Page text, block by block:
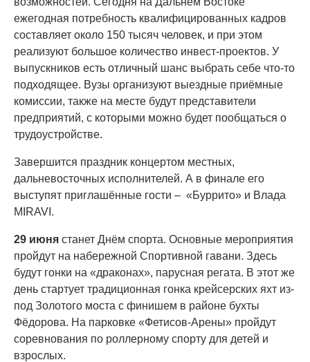
ежегодная потребность квалифицированных кадров
составляет около 150 тысяч человек, и при этом
реализуют большое количество инвест-проектов. У
выпускников есть отличный шанс выбрать себе что-то
подходящее. Вузы организуют выездные приёмные
комиссии, также на месте будут представители
предприятий, с которыми можно будет пообщаться о
трудоустройстве.
Завершится праздник концертом местных,
дальневосточных исполнителей. А в финале его
выступят приглашённые гости – «Буррито» и Влада
MIRAVI.
29 июня станет Днём спорта. Основные мероприятия
пройдут на набережной Спортивной гавани. Здесь
будут гонки на «драконах», парусная регата. В этот же
день стартует традиционная гонка крейсерских яхт из-
под Золотого моста с финишем в районе бухты
Фёдорова. На парковке «Фетисов-Арены» пройдут
соревнования по роллерному спорту для детей и
взрослых.